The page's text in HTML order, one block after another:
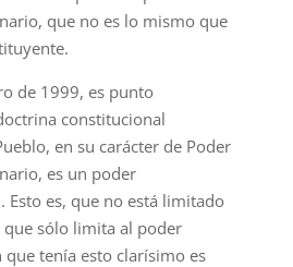
que no es lo mismo que
de 1999, es punto
constitucional
en su carácter de Poder
es un poder
Esto es, que no está limitado
sólo limita al poder
tenía esto clarísimo es